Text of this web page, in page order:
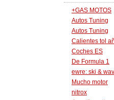
+GAS MOTOS
Autos Tuning
Autos Tuning
Calientes tol
Coches ES
De Formula 1
ewre: ski &
Mucho motor
nitrox